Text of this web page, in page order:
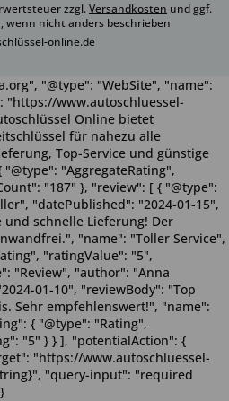
zzgl.Versandkosten und ggf.
wenn nicht anders beschrieben
online.de
"@type": "WebSite", "name":
"https://www.autoschluessel-
Online bietet
für nahezu alle
Top-Service und günstige
"AggregateRating",
"187" }, "review": [ { "@type":
"datePublished": "2024-01-15",
und schnelle Lieferung! Der
"name": "Toller Service",
"ratingValue": "5",
"Review", "author": "Anna
01-10", "reviewBody": "Top
Sehr empfehlenswert!", "name":
{ "@type": "Rating",
"5" } } ], "potentialAction": {
"https://www.autoschluessel-
"query-input": "required